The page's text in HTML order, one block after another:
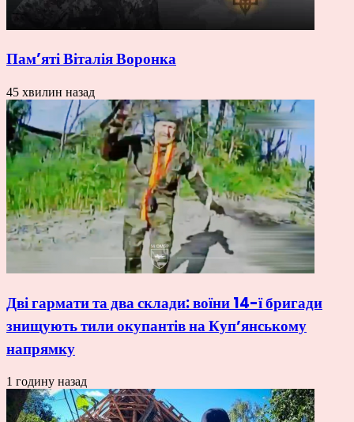
Пам’яті Віталія Воронка
45 хвилин назад
Дві гармати та два склади: воїни 14-ї бригади
знищують тили окупантів на Купʼянському
напрямку
1 годину назад